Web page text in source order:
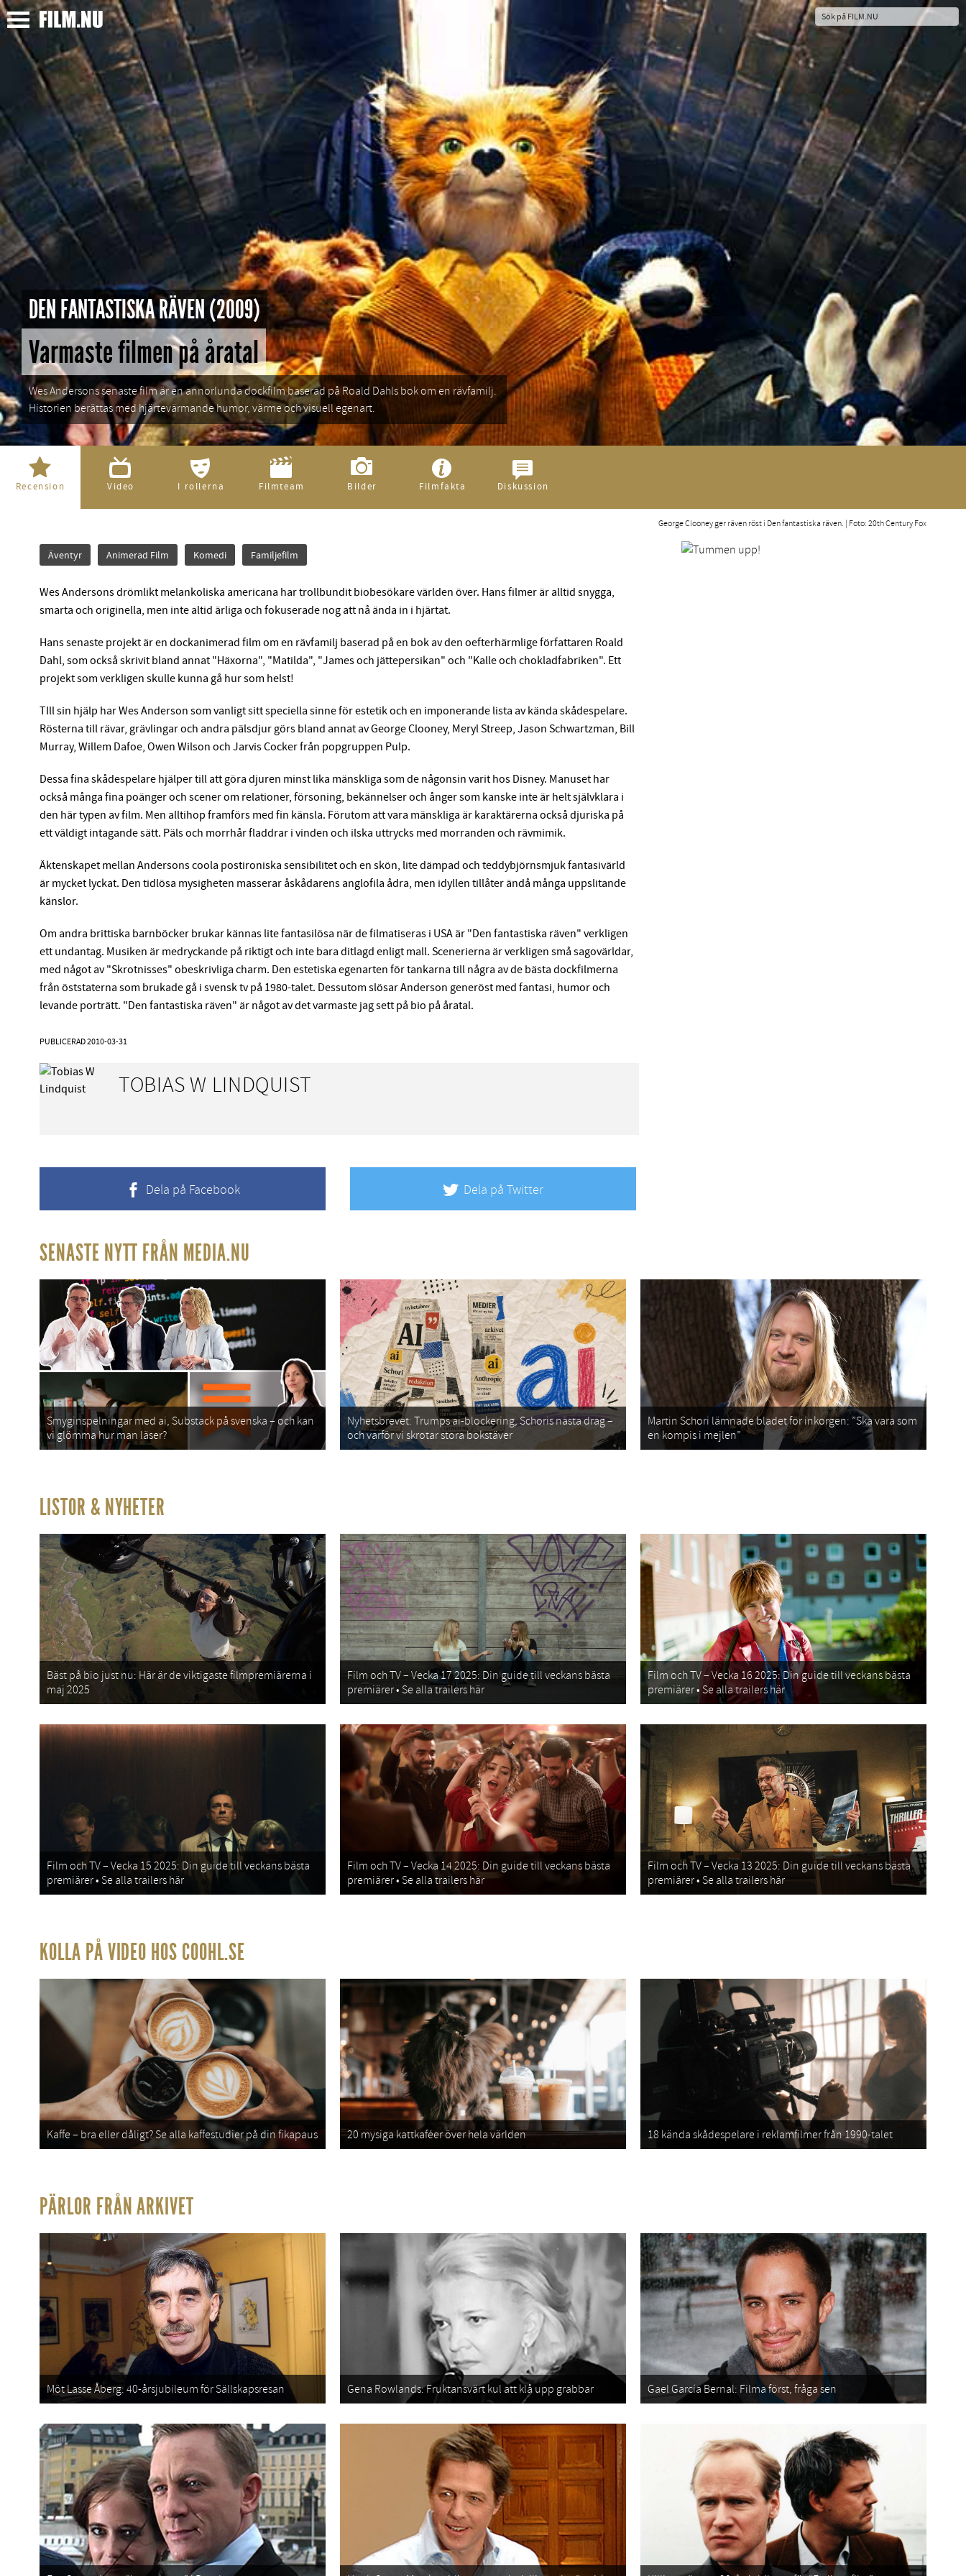
DEN FANTASTISKA RÄVEN (2009)
Varmaste filmen på åratal
Wes Andersons senaste film är en annorlunda dockfilm baserad på Roald Dahls bok om en rävfamilj.
Historien berättas med hjärtevärmande humor, värme och visuell egenart.
Recension Video I rollerna Filmteam Bilder Filmfakta Diskussion
George Clooney ger räven röst i Den fantastiska räven. | Foto: 20th Century Fox
Äventyr Animerad Film Komedi Familjefilm
Wes Andersons drömlikt melankoliska americana har trollbundit biobesökare världen över. Hans filmer är alltid snygga,
smarta och originella, men inte altid ärliga och fokuserade nog att nå ända in i hjärtat.
Hans senaste projekt är en dockanimerad film om en rävfamilj baserad på en bok av den oefterhärmlige författaren Roald
Dahl, som också skrivit bland annat "Häxorna", "Matilda", "James och jättepersikan" och "Kalle och chokladfabriken". Ett
projekt som verkligen skulle kunna gå hur som helst!
TIll sin hjälp har Wes Anderson som vanligt sitt speciella sinne för estetik och en imponerande lista av kända skådespelare.
Rösterna till rävar, grävlingar och andra pälsdjur görs bland annat av George Clooney, Meryl Streep, Jason Schwartzman, Bill
Murray, Willem Dafoe, Owen Wilson och Jarvis Cocker från popgruppen Pulp.
Dessa fina skådespelare hjälper till att göra djuren minst lika mänskliga som de någonsin varit hos Disney. Manuset har
också många fina poänger och scener om relationer, försoning, bekännelser och ånger som kanske inte är helt självklara i
den här typen av film. Men alltihop framförs med fin känsla. Förutom att vara mänskliga är karaktärerna också djuriska på
ett väldigt intagande sätt. Päls och morrhår fladdrar i vinden och ilska uttrycks med morranden och rävmimik.
Äktenskapet mellan Andersons coola postironiska sensibilitet och en skön, lite dämpad och teddybjörnsmjuk fantasivärld
är mycket lyckat. Den tidlösa mysigheten masserar åskådarens anglofila ådra, men idyllen tillåter ändå många uppslitande
känslor.
Om andra brittiska barnböcker brukar kännas lite fantasilösa när de filmatiseras i USA är "Den fantastiska räven" verkligen
ett undantag. Musiken är medryckande på riktigt och inte bara ditlagd enligt mall. Scenerierna är verkligen små sagovärldar,
med något av "Skrotnisses" obeskrivliga charm. Den estetiska egenarten för tankarna till några av de bästa dockfilmerna
från öststaterna som brukade gå i svensk tv på 1980-talet. Dessutom slösar Anderson generöst med fantasi, humor och
levande porträtt. "Den fantastiska räven" är något av det varmaste jag sett på bio på åratal.
PUBLICERAD2010-03-31
TOBIAS W LINDQUIST
Dela på Facebook Dela på Twitter
SENASTE NYTT FRÅN MEDIA.NU
Smyginspelningar med ai, Substack på svenska – och kan
vi glömma hur man läser?
Nyhetsbrevet: Trumps ai-blockering, Schoris nästa drag –
och varför vi skrotar stora bokstäver
Martin Schori lämnade bladet för inkorgen: ”Ska vara som
en kompis i mejlen”
LISTOR & NYHETER
Bäst på bio just nu: Här är de viktigaste filmpremiärerna i
maj 2025
Film och TV – Vecka 17 2025: Din guide till veckans bästa
premiärer • Se alla trailers här
Film och TV – Vecka 16 2025: Din guide till veckans bästa
premiärer • Se alla trailers här
Film och TV – Vecka 15 2025: Din guide till veckans bästa
premiärer • Se alla trailers här
Film och TV – Vecka 14 2025: Din guide till veckans bästa
premiärer • Se alla trailers här
Film och TV – Vecka 13 2025: Din guide till veckans bästa
premiärer • Se alla trailers här
KOLLA PÅ VIDEO HOS COOHL.SE
Kaffe – bra eller dåligt? Se alla kaffestudier på din fikapaus 20 mysiga kattkaféer över hela världen 18 kända skådespelare i reklamfilmer från 1990-talet
PÄRLOR FRÅN ARKIVET
Möt Lasse Åberg: 40-årsjubileum för Sällskapsresan Gena Rowlands: Fruktansvärt kul att klå upp grabbar Gael García Bernal: Filma först, fråga sen